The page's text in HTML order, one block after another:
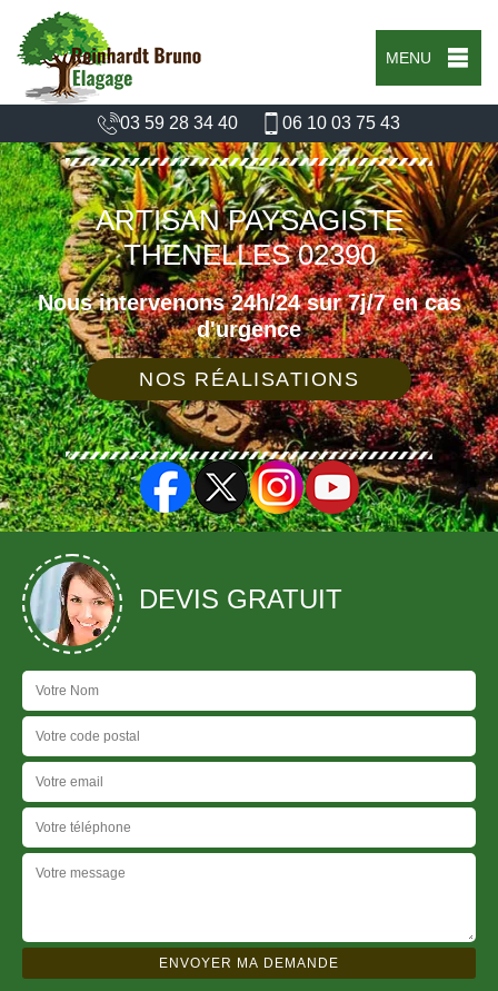
MENU
03 59 28 34 40 06 10 03 75 43
ARTISAN PAYSAGISTE
THENELLES 02390
Nous intervenons 24h/24 sur 7j/7 en cas
d'urgence
NOS RÉALISATIONS
DEVIS GRATUIT